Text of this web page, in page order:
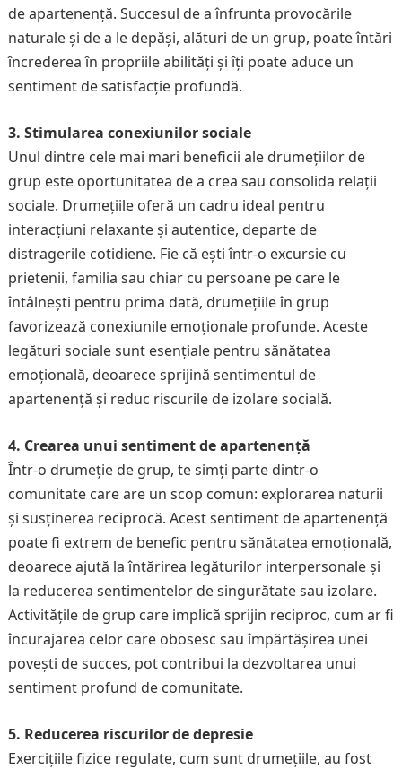
de apartenență. Succesul de a înfrunta provocările
naturale și de a le depăși, alături de un grup, poate întări
încrederea în propriile abilități și îți poate aduce un
sentiment de satisfacție profundă.
3. Stimularea conexiunilor sociale
Unul dintre cele mai mari beneficii ale drumețiilor de
grup este oportunitatea de a crea sau consolida relații
sociale. Drumețiile oferă un cadru ideal pentru
interacțiuni relaxante și autentice, departe de
distragerile cotidiene. Fie că ești într-o excursie cu
prietenii, familia sau chiar cu persoane pe care le
întâlnești pentru prima dată, drumețiile în grup
favorizează conexiunile emoționale profunde. Aceste
legături sociale sunt esențiale pentru sănătatea
emoțională, deoarece sprijină sentimentul de
apartenență și reduc riscurile de izolare socială.
4. Crearea unui sentiment de apartenență
Într-o drumeție de grup, te simți parte dintr-o
comunitate care are un scop comun: explorarea naturii
și susținerea reciprocă. Acest sentiment de apartenență
poate fi extrem de benefic pentru sănătatea emoțională,
deoarece ajută la întărirea legăturilor interpersonale și
la reducerea sentimentelor de singurătate sau izolare.
Activitățile de grup care implică sprijin reciproc, cum ar fi
încurajarea celor care obosesc sau împărtășirea unei
povești de succes, pot contribui la dezvoltarea unui
sentiment profund de comunitate.
5. Reducerea riscurilor de depresie
Exercițiile fizice regulate, cum sunt drumețiile, au fost